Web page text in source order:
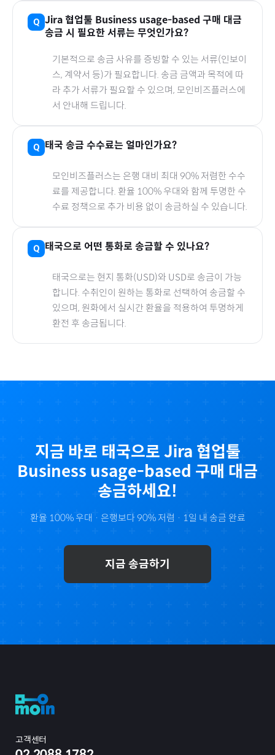
Jira 협업툴 Business usage-based 구매 대금
송금 시 필요한 서류는 무엇인가요?
기본적으로 송금 사유를 증빙할 수 있는 서류(인보이
스, 계약서 등)가 필요합니다. 송금 금액과 목적에 따
라 추가 서류가 필요할 수 있으며, 모인비즈플러스에
서 안내해 드립니다.
태국 송금 수수료는 얼마인가요?
모인비즈플러스는 은행 대비 최대 90% 저렴한 수수
료를 제공합니다. 환율 100% 우대와 함께 투명한 수
수료 정책으로 추가 비용 없이 송금하실 수 있습니다.
태국으로 어떤 통화로 송금할 수 있나요?
태국으로는 현지 통화(USD)와 USD로 송금이 가능
합니다. 수취인이 원하는 통화로 선택하여 송금할 수
있으며, 원화에서 실시간 환율을 적용하여 투명하게
환전 후 송금됩니다.
지금 바로 태국으로 Jira 협업툴
Business usage-based 구매 대금
송금하세요!
환율 100% 우대 · 은행보다 90% 저렴 · 1일 내 송금 완료
지금 송금하기
고객센터